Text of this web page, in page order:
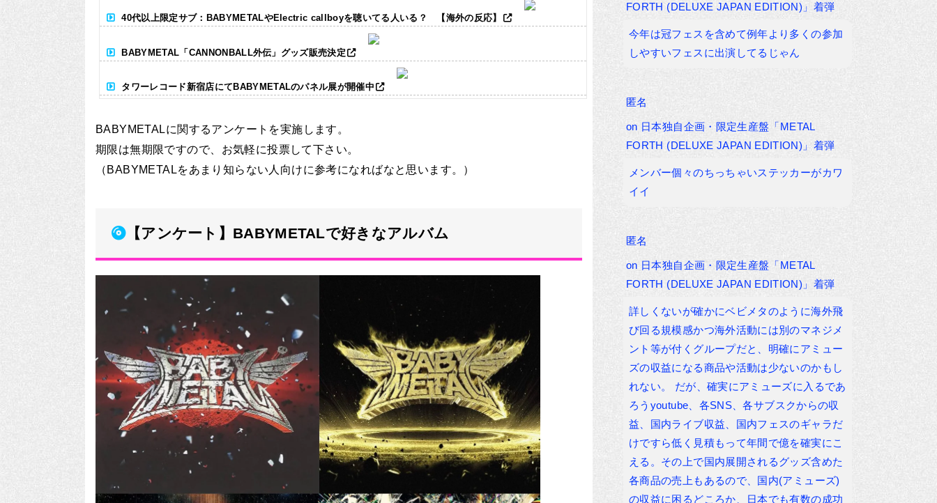
40代以上限定サブ：BABYMETALやElectric callboyを聴いてる人いる？ 【海外の反応】
BABYMETAL「CANNONBALL外伝」グッズ販売決定
タワーレコード新宿店にてBABYMETALのパネル展が開催中
BABYMETALに関するアンケートを実施します。
期限は無期限ですので、お気軽に投票して下さい。
（BABYMETALをあまり知らない人向けに参考になればなと思います。）
【アンケート】BABYMETALで好きなアルバム
FORTH (DELUXE JAPAN EDITION)」着弾
今年は冠フェスを含めて例年より多くの参加
しやすいフェスに出演してるじゃん
匿名
on 日本独自企画・限定生産盤「METAL
FORTH (DELUXE JAPAN EDITION)」着弾
メンバー個々のちっちゃいステッカーがカワ
イイ
匿名
on 日本独自企画・限定生産盤「METAL
FORTH (DELUXE JAPAN EDITION)」着弾
詳しくないが確かにベビメタのように海外飛
び回る規模感かつ海外活動には別のマネジメ
ント等が付くグループだと、明確にアミュー
ズの収益になる商品や活動は少ないのかもし
れない。 だが、確実にアミューズに入るであ
ろうyoutube、各SNS、各サブスクからの収
益、国内ライブ収益、国内フェスのギャラだ
けですら低く見積もって年間で億を確実にこ
える。その上で国内展開されるグッズ含めた
各商品の売上もあるので、国内(アミューズ)
の収益に困るどころか、日本でも有数の成功